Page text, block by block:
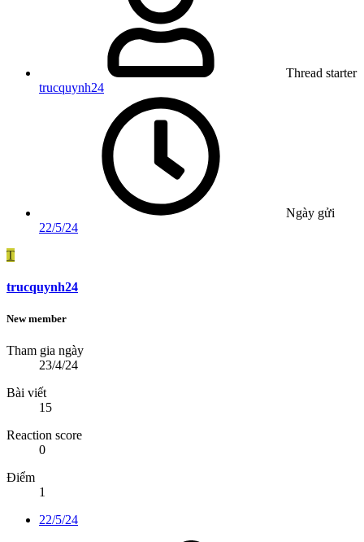
Thread starter
trucquynh24
Ngày gửi
22/5/24
T
trucquynh24
New member
Tham gia ngày
23/4/24
Bài viết
15
Reaction score
0
Điểm
1
22/5/24